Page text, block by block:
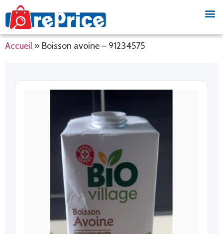
Accueil » Boisson avoine – 91234575